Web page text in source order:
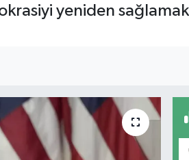
yeniden